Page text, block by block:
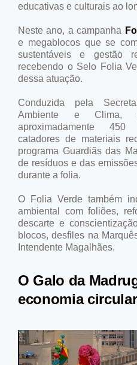
educativas e culturais ao
Neste ano, a campanha
e megablocos que se
sustentáveis e gestão
recebendo o Selo Folia
dessa atuação.
Conduzida pela
Ambiente e Clima,
aproximadamente 450
catadores de materiais
programa Guardiãs das
de resíduos e das
durante a folia.
O Folia Verde também
ambiental com foliões,
descarte e
blocos, desfiles na
Intendente Magalhães.
O Galo da
economia